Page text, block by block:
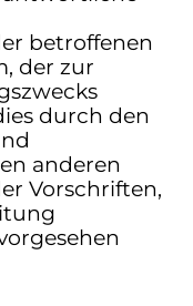
betroffenen
der zur
durch den
anderen
Vorschriften,